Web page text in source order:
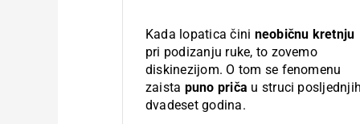
Kada lopatica čini neobičnu kretnju
pri podizanju ruke, to zovemo
diskinezijom. O tom se fenomenu
zaista puno priča u struci
dvadeset godina.